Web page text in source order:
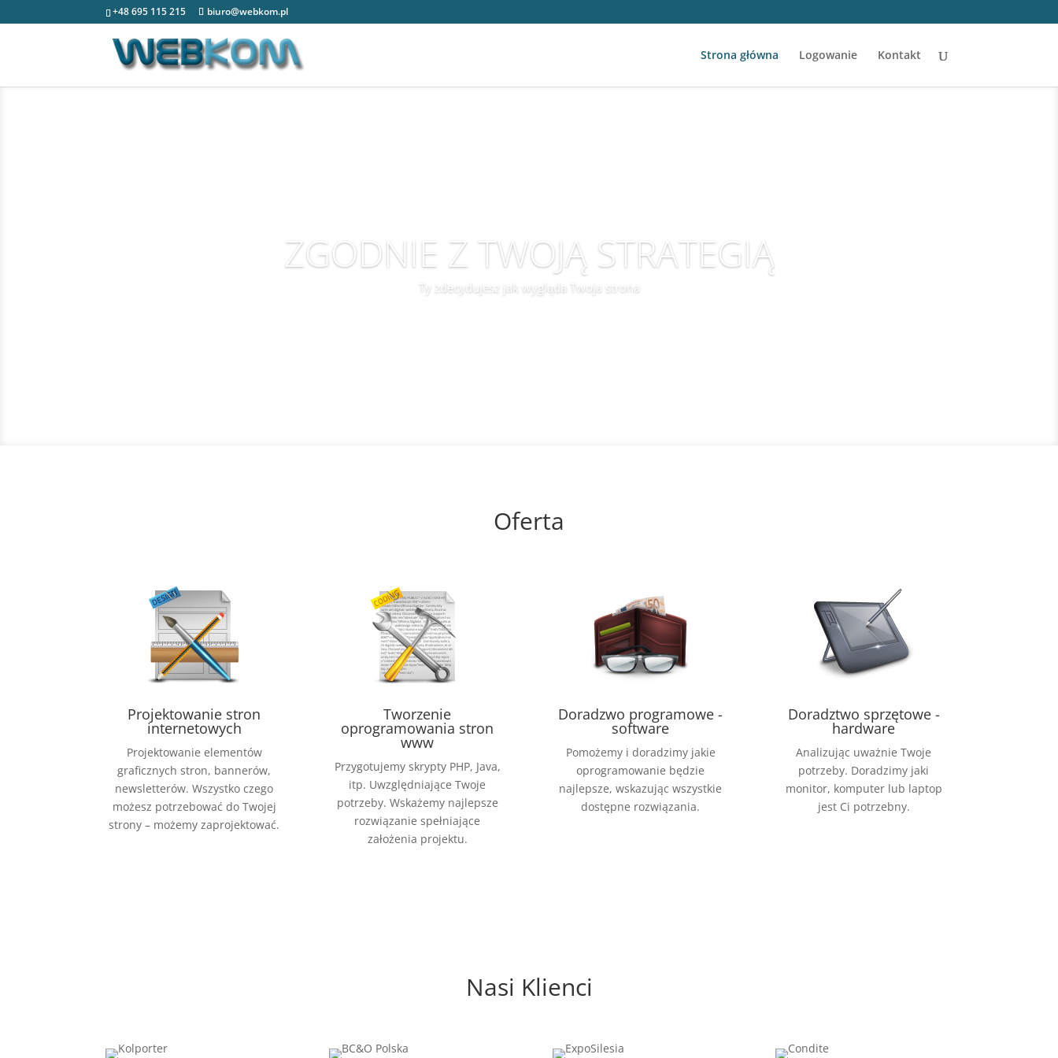
+48 695 115 215 biuro@webkom.pl
Strona główna Logowanie Kontakt
ZGODNIE Z TWOJĄ STRATEGIĄ
Ty zdecydujesz jak wygląda Twoja strona
Oferta
Projektowanie stron
internetowych
Projektowanie elementów
graficznych stron, bannerów,
newsletterów. Wszystko czego
możesz potrzebować do Twojej
strony – możemy zaprojektować.
Tworzenie
oprogramowania stron
www
Przygotujemy skrypty PHP, Java,
itp. Uwzględniające Twoje
potrzeby. Wskażemy najlepsze
rozwiązanie spełniające
założenia projektu.
Doradzwo programowe -
software
Pomożemy i doradzimy jakie
oprogramowanie będzie
najlepsze, wskazując wszystkie
dostępne rozwiązania.
Doradztwo sprzętowe -
hardware
Analizując uważnie Twoje
potrzeby. Doradzimy jaki
monitor, komputer lub laptop
jest Ci potrzebny.
Nasi Klienci